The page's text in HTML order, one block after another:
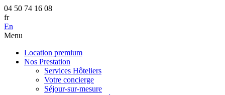
04 50 74 16 08
fr
En
Menu
Location premium
Nos Prestation
Services Hôteliers
Votre concierge
Séjour-sur-mesure